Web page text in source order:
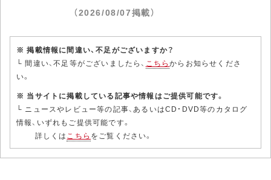
（2026/08/07掲載）
※ 掲載情報に間違い、不足がございますか？
└ 間違い、不足等がございましたら、 こちらからお知らせくださ
い。
※ 当サイトに掲載している記事や情報はご提供可能です。
└ ニュースやレビュー等の記事、あるいはCD・DVD等のカタログ
情報、いずれもご提供可能です。
詳しくはこちら をご覧ください。